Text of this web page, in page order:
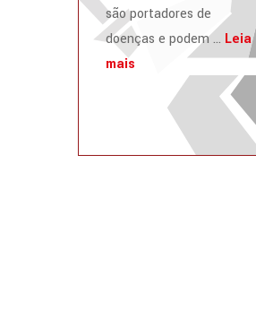
são portadores de
doenças e podem ... Leia
mais